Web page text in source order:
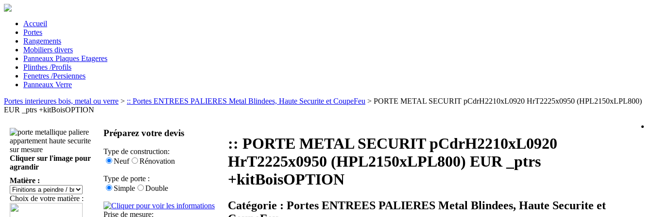
Accueil
Portes
Rangements
Mobiliers divers
Panneaux Plaques Etageres
Plinthes /Profils
Fenetres /Persiennes
Panneaux Verre
Portes interieures bois, metal ou verre > :: Portes ENTREES PALIERES Metal Blindees, Haute Securite et CoupeFeu > PORTE METAL SECURIT pCdrH2210xL0920 HrT2225x0950 (HPL2150xLPL800)
EUR _ptrs +kitBoisOPTION
Cliquer sur l'image pour
agrandir
Matière :
Choix de votre matière :
Préparez votre devis
Type de construction:
Neuf
Rénovation
Type de porte :
Simple
Double
Prise de mesure:
:: PORTE METAL SECURIT pCdrH2210xL0920
HrT2225x0950 (HPL2150xLPL800) EUR _ptrs
+kitBoisOPTION
Catégorie : Portes ENTREES PALIERES Metal Blindees, Haute Securite et